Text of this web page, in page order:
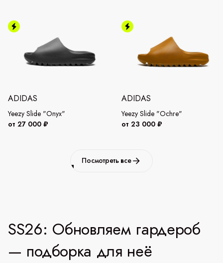
ADIDAS
Yeezy Slide "Onyx"
от 27 000 ₽
ADIDAS
Yeezy Slide "Ochre"
от 23 000 ₽
Посмотреть все
SS26: Обновляем гардероб
— подборка для неё